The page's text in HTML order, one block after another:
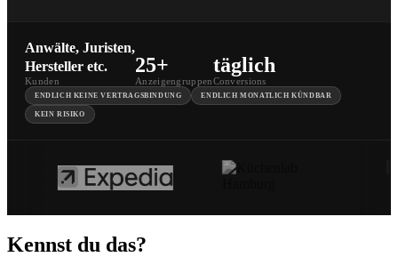
Anwälte, Juristen,
Hersteller etc.
Kunden
25+
Anzeigengruppen
täglich
Conversions
ENDLICH KEINE VERTRAGSBINDUNG ENDLICH MONATLICH KÜNDBAR
KEIN RISIKO
Kennst du das?